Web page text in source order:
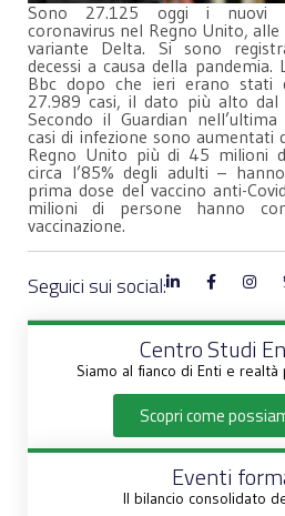
Sono 27.125 oggi i nuovi
coronavirus nel Regno Unito, alle
variante Delta. Si sono
decessi a causa della
Bbc dopo che ieri erano stati
27.989 casi, il dato più alto dal
Secondo il Guardian
casi di infezione sono aumentati
Regno Unito più di 45 milioni
circa l’85% degli adulti –
prima dose del vaccino anti-
milioni di persone hanno
vaccinazione.
Seguici sui social:
Centro Studi
Siamo al fianco di Enti e realtà
Scopri come
Eventi
Il bilancio consolidato